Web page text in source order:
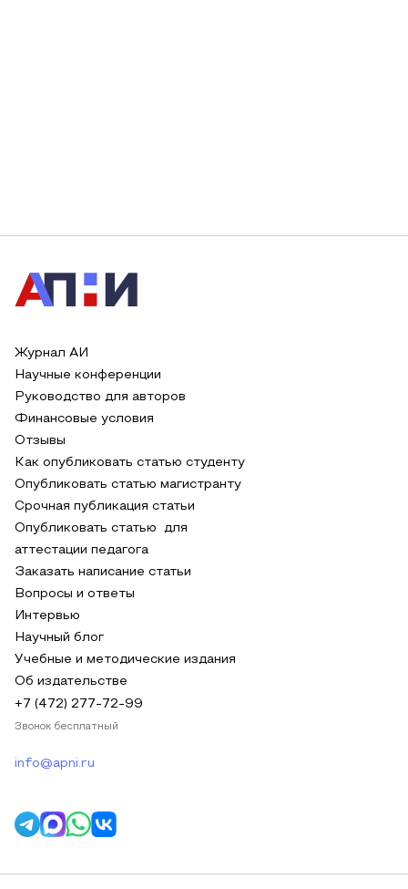
Журнал АИ
Научные конференции
Руководство для авторов
Финансовые условия
Отзывы
Как опубликовать статью студенту
Опубликовать статью магистранту
Срочная публикация статьи
Опубликовать статью для
аттестации педагога
Заказать написание статьи
Вопросы и ответы
Интервью
Научный блог
Учебные и методические издания
Об издательстве
+7 (472) 277-72-99
Звонок бесплатный
info@apni.ru